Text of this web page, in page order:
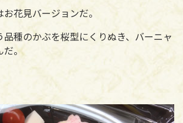
花見バージョンだ。
種のかぶを桜型にくりぬき、バーニャ
だ。